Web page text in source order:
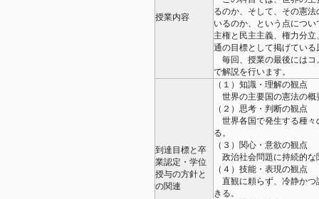
授業内容
るのか、そして、その憲
いるのか、という点につ
主権と民主主義、権力分
通の目標として掲げてい
毎回、授業の最後にはコ
で解説を行います。
到達目標と卒
業認定・学位
授与の方針と
の関連
（１）知識・理解の観点
世界の主要国の憲法の概
（２）思考・判断の観点
世界各国で発生する種々
る。
（３）関心・意欲の観点
政治社会問題に持続的な
（４）技能・表現の観点
直観に頼らず、冷静かつ
きる。